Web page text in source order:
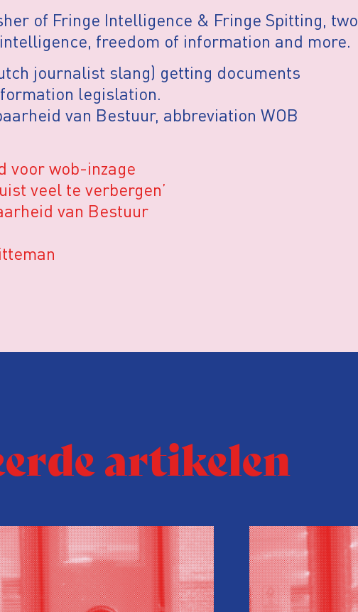
of Fringe Intelligence & Fringe Spitting, two
freedom of information and more.
journalist slang) getting documents
legislation.
van Bestuur, abbreviation WOB
voor wob-inzage
veel te verbergen’
van Bestuur
artikelen